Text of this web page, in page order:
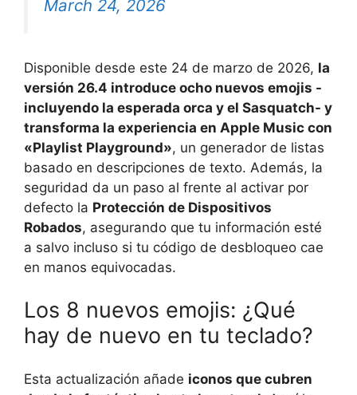
March 24, 2026
Disponible desde este 24 de marzo de 2026, la
versión 26.4 introduce ocho nuevos emojis -
incluyendo la esperada orca y el Sasquatch- y
transforma la experiencia en Apple Music con
«Playlist Playground», un generador de listas
basado en descripciones de texto. Además, la
seguridad da un paso al frente al activar por
defecto la Protección de Dispositivos
Robados, asegurando que tu información esté
a salvo incluso si tu código de desbloqueo cae
en manos equivocadas.
Los 8 nuevos emojis: ¿Qué
hay de nuevo en tu teclado?
Esta actualización añade iconos que cubren